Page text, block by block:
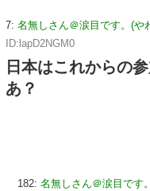
7: 名無しさん＠涙目です。(や
ID:lapD2NGM0
日本はこれからの
あ？
182: 名無しさん＠涙目です